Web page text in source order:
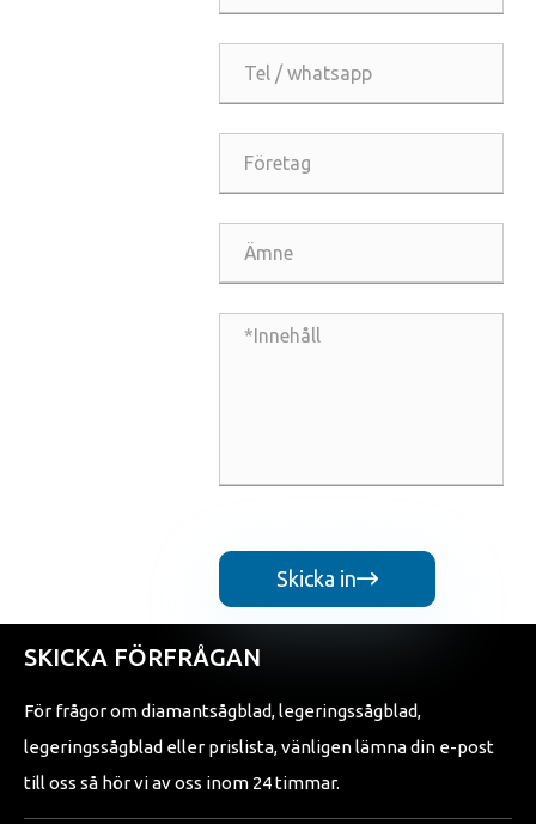
Skicka in
SKICKA FÖRFRÅGAN
För frågor om diamantsågblad, legeringssågblad,
legeringssågblad eller prislista, vänligen lämna din e-post
till oss så hör vi av oss inom 24 timmar.